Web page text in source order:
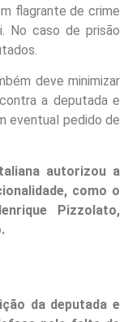
flagrante de crime
No caso de prisão
deve minimizar
a deputada e
eventual pedido de
autorizou a
como o
Pizzolato,
da deputada e